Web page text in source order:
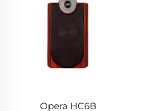
Opera HC6B